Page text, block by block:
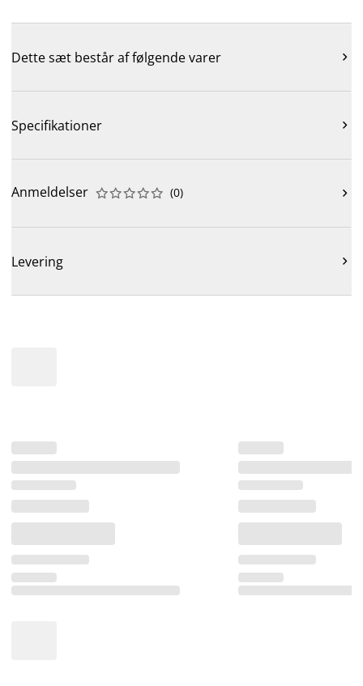
Dette sæt består af følgende varer 
Specifikationer 
Anmeldelser 




 (0) 
Levering 